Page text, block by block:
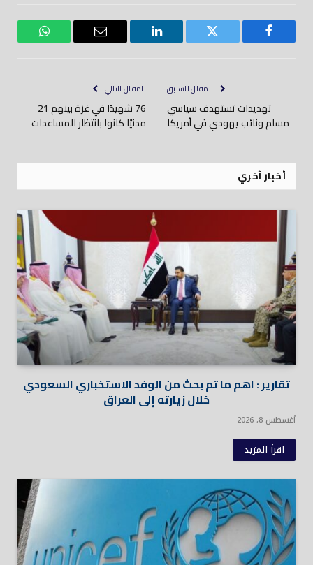
فيسبوك تويتر لينكدود
بريد
واتساب
المقال السابق
تهديدات تستهدف سياسي
مسلم ونائب يهودي في أمريكا
المقال التالي
76 شهيدًا في غزة بينهم 21
مدنيًا كانوا بانتظار المساعدات
أخبار آخري
تقارير : اهم ما تم بحث من الوفد الاستخباري السعودي
خلال زيارته إلى العراق
أغسطس 8, 2026
اقرأ المزيد